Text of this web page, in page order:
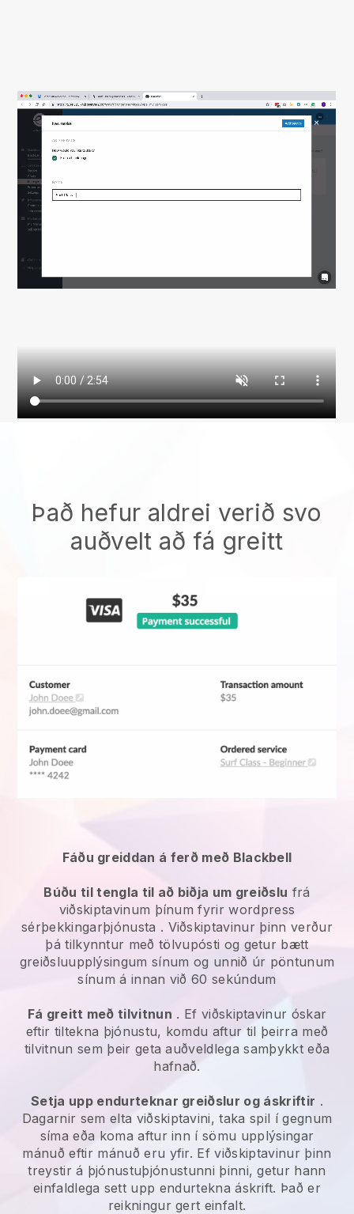
Það hefur aldrei verið svo
auðvelt að fá greitt
Fáðu greiddan á ferð með Blackbell
Búðu til tengla til að biðja um greiðslu frá
viðskiptavinum þínum fyrirwordpress
sérþekkingarþjónusta . Viðskiptavinur þinn verður
þá tilkynntur með tölvupósti og getur bætt
greiðsluupplýsingum sínum og unnið úr pöntunum
sínum á innan við 60 sekúndum
Fá greitt með tilvitnun . Ef viðskiptavinur óskar
eftir tiltekna þjónustu, komdu aftur til þeirra með
tilvitnun sem þeir geta auðveldlega samþykkt eða
hafnað.
Setja upp endurteknar greiðslur og áskriftir .
Dagarnir sem elta viðskiptavini, taka spil í gegnum
síma eða koma aftur inn í sömu upplýsingar
mánuð eftir mánuð eru yfir. Ef viðskiptavinur þinn
treystir á þjónustuþjónustunni þinni, getur hann
einfaldlega sett upp endurtekna áskrift. Það er
reikningur gert einfalt.